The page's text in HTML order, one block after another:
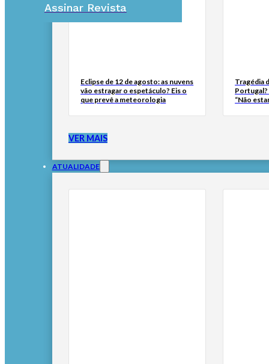
Assinar Revista
Eclipse de 12 de agosto: as nuvens
vão estragar o espetáculo? Eis o
que prevê a meteorologia
Tragédia
Portugal?
“Não
VER MAIS
ATUALIDADE